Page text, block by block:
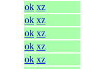
ok xz
ok xz
ok xz
ok xz
ok xz